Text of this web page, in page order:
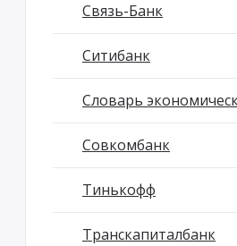
Связь-Банк
Ситибанк
Словарь
Совкомбанк
Тинькофф
Транскапиталбанк